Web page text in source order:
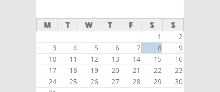
M T W T F S S
1
2
3
4 5 6 7 8
9
10
11 12 13 14 15
16
17
18 19 20 21 22
23
24
25 26 27 28 29
30